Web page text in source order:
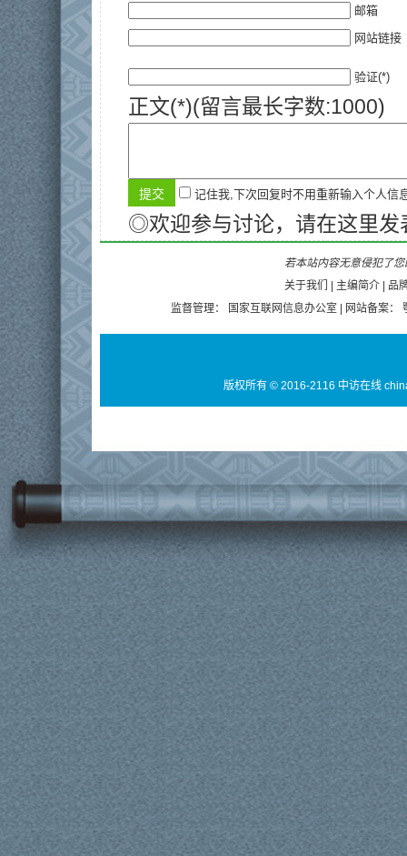
邮箱
网站链接
验证(*)
正文(*)(留言最长字数:1000)
记住我,下次回复时不用重新输入个人信
◎欢迎参与讨论，请在这里发
若本站内容无意侵犯了
关于我们
主编简介
品
监督管理：
国家互联网信息办公室 | 网站备案：
版权所有 © 2016-2116 中访在线